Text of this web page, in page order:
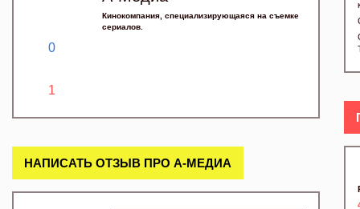
0
1
Кинокомпания, специализирующаяся на съемке
сериалов.
НАПИСАТЬ ОТЗЫВ ПРО А-МЕДИА